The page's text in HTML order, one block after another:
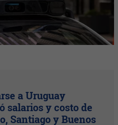
a Uruguay
salarios y costo de
Santiago y Buenos